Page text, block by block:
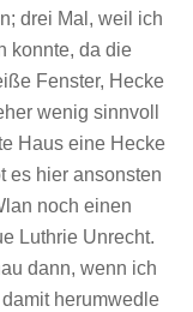
drei Mal, weil ich
konnte, da die
Fenster, Hecke
wenig sinnvoll
Haus eine Hecke
es hier ansonsten
noch einen
Luthrie Unrecht.
dann, wenn ich
herumwedle